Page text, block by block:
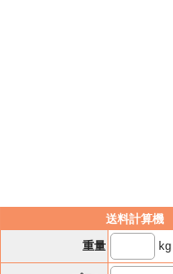
送料計算機
重量
kg